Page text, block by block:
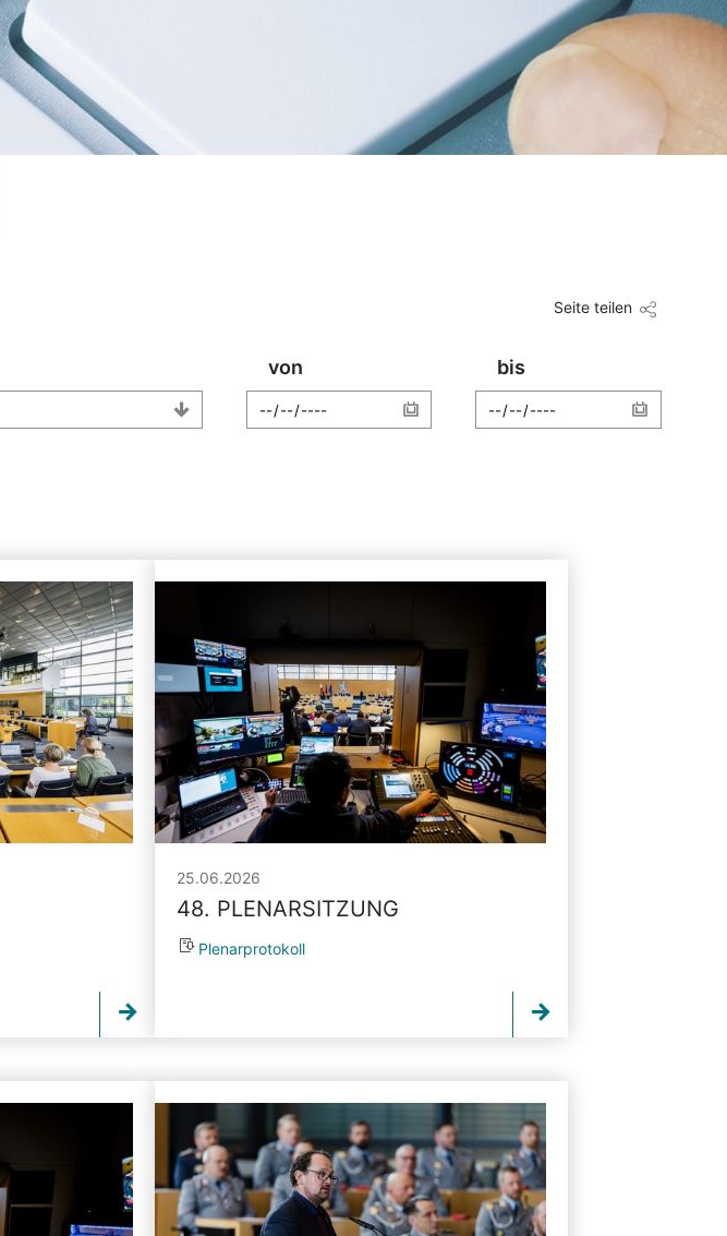
Seite teilen
von bis
25.06.2026
48. PLENARSITZUNG
Plenarprotokoll